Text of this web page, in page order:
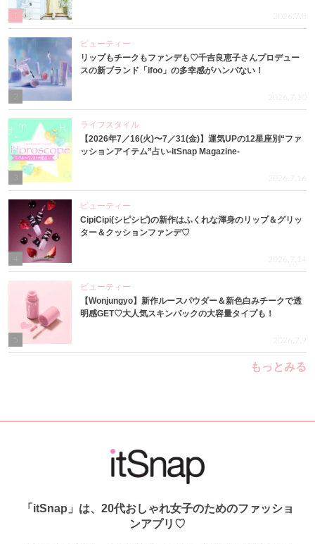
2026.7.8
ビューティー
リップもチークもファンデも♡千吉良恵子さんプロデュー
スの新ブランド「ifoo」の多幸感がハンパない！
2026.7.10
3
ライフスタイル
【2026年7／16(火)〜7／31(金)】運気UPの12星座別“ファ
ッションアイテム”占い-itSnap Magazine-
2026.7.16
4
ビューティー
CipiCipi(シピシピ)の新作はふくれな渾身のリップ＆グリッ
ター＆クッションファンデ♡
2026.7.14
ビューティー
【Wonjungyo】新作ルースパウダー＆新色白みチークで透
明感GET♡大人気スキンパックの大容量タイプも！
2026.7.9
もっとみる
「itSnap」は、20代おしゃれ女子のためのファッショ
ンアプリ♡